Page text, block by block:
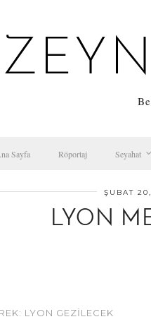
Sayfa Röportaj Seyahat
ŞUBAT
LYON
LYON GEZILECEK